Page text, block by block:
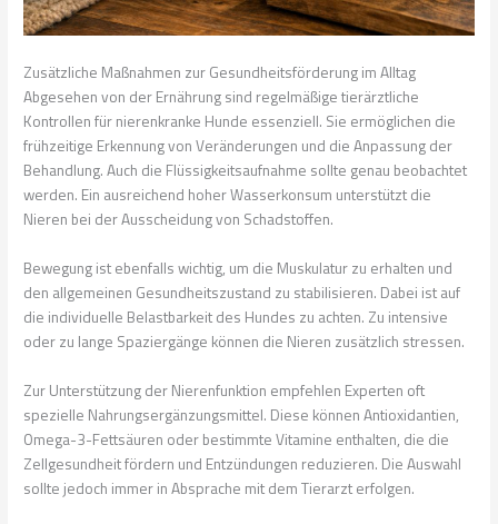
Zusätzliche Maßnahmen zur Gesundheitsförderung im Alltag
Abgesehen von der Ernährung sind regelmäßige tierärztliche
Kontrollen für nierenkranke Hunde essenziell. Sie ermöglichen die
frühzeitige Erkennung von Veränderungen und die Anpassung der
Behandlung. Auch die Flüssigkeitsaufnahme sollte genau beobachtet
werden. Ein ausreichend hoher Wasserkonsum unterstützt die
Nieren bei der Ausscheidung von Schadstoffen.
Bewegung ist ebenfalls wichtig, um die Muskulatur zu erhalten und
den allgemeinen Gesundheitszustand zu stabilisieren. Dabei ist auf
die individuelle Belastbarkeit des Hundes zu achten. Zu intensive
oder zu lange Spaziergänge können die Nieren zusätzlich stressen.
Zur Unterstützung der Nierenfunktion empfehlen Experten oft
spezielle Nahrungsergänzungsmittel. Diese können Antioxidantien,
Omega-3-Fettsäuren oder bestimmte Vitamine enthalten, die die
Zellgesundheit fördern und Entzündungen reduzieren. Die Auswahl
sollte jedoch immer in Absprache mit dem Tierarzt erfolgen.